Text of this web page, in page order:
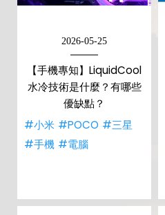
2026-05-25
【手機專知】LiquidCool
水冷技術是什麼？有哪些
優缺點？
#小米 #POCO #三星
#手機 #電腦